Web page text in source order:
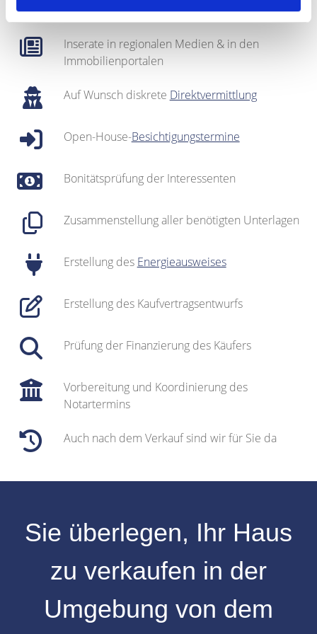
gepflegterInteressentenkartei
Inserate in regionalen Medien & in den
Immobilienportalen
Auf Wunsch diskrete Direktvermittlung
Open-House-Besichtigungstermine
Bonitätsprüfung der Interessenten
Zusammenstellung aller benötigten Unterlagen
Erstellung des Energieausweises
Erstellung des Kaufvertragsentwurfs
Prüfung der Finanzierung des Käufers
Vorbereitung und Koordinierung des
Notartermins
Auch nach dem Verkauf sind wir für Sie da
Sie überlegen, Ihr Haus
zu verkaufen in der
Umgebung von dem